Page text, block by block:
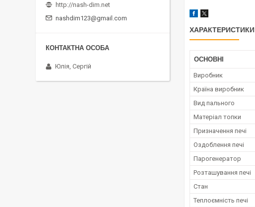
ХАРАКТЕРИСТИКИ
ОСНОВНІ
Виробник
Країна виробник
Вид пального
Матеріал топки
Призначення печі
Оздоблення печі
Парогенератор
Розташування печі
Стан
Теплоємність печі
http://nash-dim.net
nashdim123@gmail.com
Юлія, Сергій